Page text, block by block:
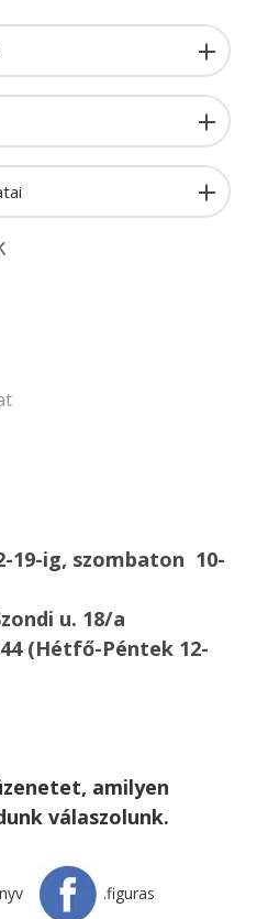
19-ig, szombaton 10-
u. 18/a
(Hétfő-Péntek 12-
amilyen
válaszolunk.
.figuras